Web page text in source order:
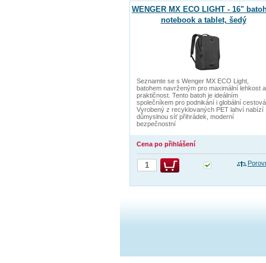
WENGER MX ECO LIGHT - 16"
notebook a tablet, šedý
Seznamte se s Wenger MX ECO Light,
batohem navrženým pro maximální lehkost a
praktičnost. Tento batoh je ideálním
společníkem pro podnikání i globální
Vyrobený z recyklovaných PET lahví nabízí
důmyslnou síť přihrádek, moderní
bezpečnostní
Cena po přihlášení